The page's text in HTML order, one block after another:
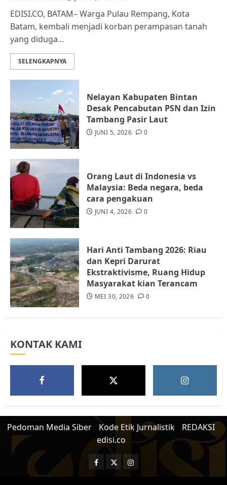
3
Datangi Pemko Batam, Warga
Rempang Protes Lahan Mereka
4
Warga Rempang Ajukan
Audiensi dengan Wali Kota
Batam, Soroti Aktivitas yang
Resahkan Warga
5
Tim Advokasi Desak BP Batam
Berhenti Merampas Tanah
Warga Rempang
JULI 15, 2026 0
EDISI.CO, BATAM– Warga Pulau Rempang, Kota
Batam, kembali menjadi korban perampasan tanah
yang diduga...
SELENGKAPNYA
Nelayan Kabupaten Bintan
Desak Pencabutan PSN dan Izin
Tambang Pasir Laut
JUNI 5, 2026 0
Orang Laut di Indonesia vs
Malaysia: Beda negara, beda
cara pengakuan
JUNI 4, 2026 0
Hari Anti Tambang 2026: Riau
dan Kepri Darurat
Ekstraktivisme, Ruang Hidup
Masyarakat kian Terancam
MEI 30, 2026 0
KONTAK KAMI
Pedoman Media Siber Kode Etik Jurnalistik
REDAKSI
edisi.co
Facebook
TwitterInstagram